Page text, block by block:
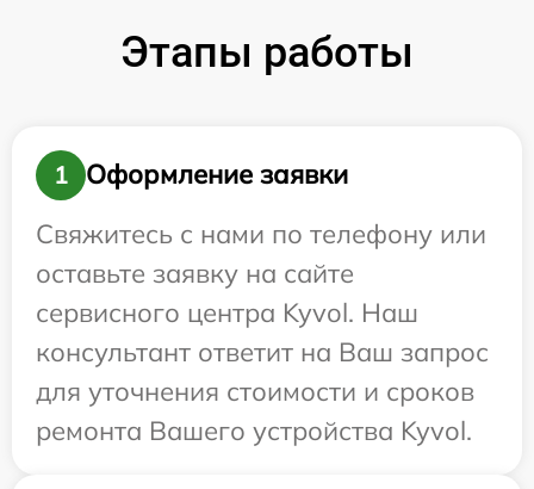
Этапы работы
1
Оформление заявки
Свяжитесь с нами по телефону или
оставьте заявку на сайте
сервисного центра Kyvol. Наш
консультант ответит на Ваш запрос
для уточнения стоимости и сроков
ремонта Вашего устройства Kyvol.